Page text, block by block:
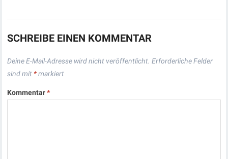
SCHREIBE EINEN KOMMENTAR
Deine E-Mail-Adresse wird nicht veröffentlicht. Erforderliche Felder
sind mit *markiert
Kommentar*